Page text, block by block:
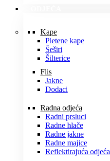
Kape
Pletene kape
Šeširi
Šilterice
Flis
Jakne
Dodaci
Radna odjeća
Radni prsluci
Radne hlače
Radne jakne
Radne majice
Reflektirajuća odjeća